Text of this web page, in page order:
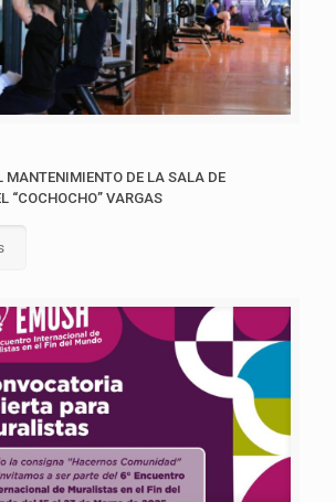
MANTENIMIENTO DE LA SALA DE
“COCHOCHO” VARGAS